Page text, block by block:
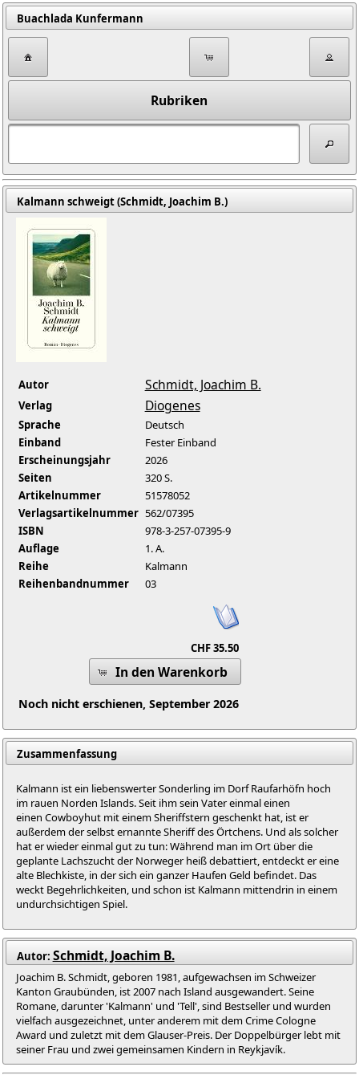
Buachlada Kunfermann
Rubriken
Kalmann schweigt (Schmidt, Joachim B.)
Autor Schmidt, Joachim B.
Verlag Diogenes
Sprache
Deutsch
Einband
Fester Einband
Erscheinungsjahr
2026
Seiten
320 S.
Artikelnummer
51578052
Verlagsartikelnummer 562/07395
ISBN
978-3-257-07395-9
Auflage
1. A.
Reihe
Kalmann
Reihenbandnummer
03
CHF 35.50
In den Warenkorb
Noch nicht erschienen, September 2026
Zusammenfassung
Kalmann ist ein liebenswerter Sonderling im Dorf Raufarhöfn hoch
im rauen Norden Islands. Seit ihm sein Vater einmal einen
einen Cowboyhut mit einem Sheriffstern geschenkt hat, ist er
außerdem der selbst ernannte Sheriff des Örtchens. Und als solcher
hat er wieder einmal gut zu tun: Während man im Ort über die
geplante Lachszucht der Norweger heiß debattiert, entdeckt er eine
alte Blechkiste, in der sich ein ganzer Haufen Geld befindet. Das
weckt Begehrlichkeiten, und schon ist Kalmann mittendrin in einem
undurchsichtigen Spiel.
Autor: Schmidt, Joachim B.
Joachim B. Schmidt, geboren 1981, aufgewachsen im Schweizer
Kanton Graubünden, ist 2007 nach Island ausgewandert. Seine
Romane, darunter 'Kalmann' und 'Tell', sind Bestseller und wurden
vielfach ausgezeichnet, unter anderem mit dem Crime Cologne
Award und zuletzt mit dem Glauser-Preis. Der Doppelbürger lebt mit
seiner Frau und zwei gemeinsamen Kindern in Reykjavík.